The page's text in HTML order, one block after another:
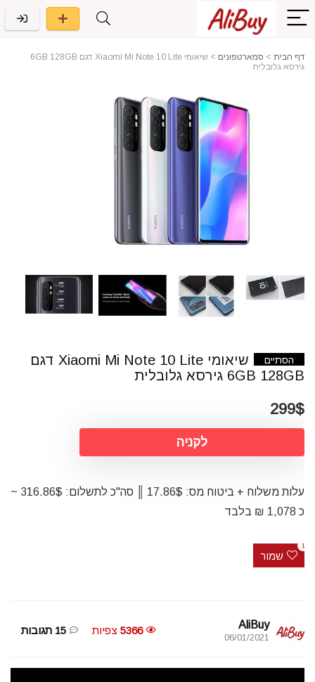
דף הבית > סמארטפונים >
שיאומי Xiaomi Mi Note 10 Lite דגם 6GB 128GB
גירסא גלובלית
הסתיים
שיאומי Xiaomi Mi Note 10 Lite דגם
6GB 128GB גירסא גלובלית
299$
לקניה
עלות משלוח + ביטוח מס: 17.86$ ║ סה"כ לתשלום: 316.86$ ~
כ 1,078 ₪ בלבד
שמור
1
AliBuy
06/01/2021
5366 צפיות 15 תגובות